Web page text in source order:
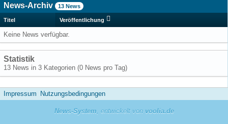
News-Archiv 13 News
Titel Veröffentlichung
Keine News verfügbar.
Statistik
13 News in 3 Kategorien (0 News pro Tag)
Impressum Nutzungsbedingungen
News-System, entwickelt von voolia.de